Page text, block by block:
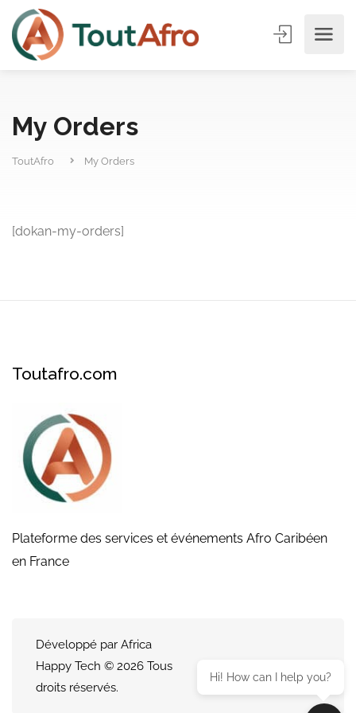
My Orders
ToutAfro My Orders
[dokan-my-orders]
Toutafro.com
Plateforme des services et événements Afro Caribéen
en France
Développé par Africa
Happy Tech © 2026 Tous
droits réservés.
Hi! How can I help you?